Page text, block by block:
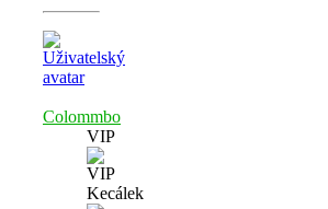
Colommbo
VIP
Kecálek